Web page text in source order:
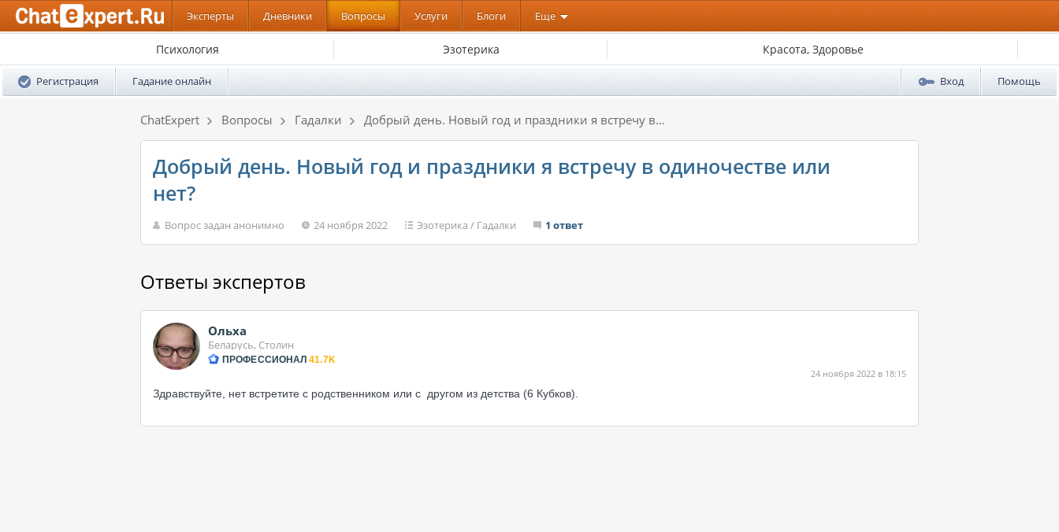
Эксперты Дневники Вопросы Услуги Блоги Еще
Психология Эзотерика Красота, Здоровье
Регистрация Гадание онлайн Вход Помощь
ChatExpert Вопросы Гадалки Добрый день. Новый год и праздники я встречу в...
Добрый день. Новый год и праздники я встречу в одиночестве или
нет?
Вопрос задан анонимно 24 ноября 2022 Эзотерика / Гадалки 1 ответ
Ответы экспертов
Ольха
Беларусь, Столин
ПРОФЕССИОНАЛ 41.7K
24 ноября 2022 в 18:15
Здравствуйте, нет встретите с родственником или с другом из детства (6 Кубков).